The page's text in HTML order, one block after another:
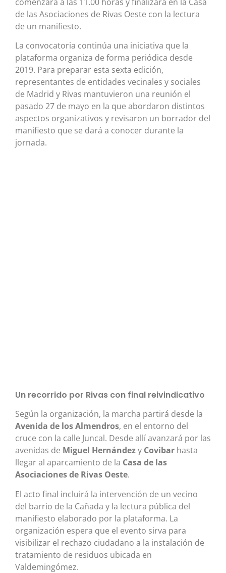
de las Asociaciones de Rivas Oeste con la lectura
de un manifiesto.
La convocatoria continúa una iniciativa que la
plataforma organiza de forma periódica desde
2019. Para preparar esta sexta edición,
representantes de entidades vecinales y sociales
de Madrid y Rivas mantuvieron una reunión el
pasado 27 de mayo en la que abordaron distintos
aspectos organizativos y revisaron un borrador del
manifiesto que se dará a conocer durante la
jornada.
Un recorrido por Rivas con final reivindicativo
Según la organización, la marcha partirá desde la
Avenida de los Almendros, en el entorno del
cruce con la calle Juncal. Desde allí avanzará por las
avenidas de Miguel Hernándezy Covibar hasta
llegar al aparcamiento de la Casa de las
Asociaciones de Rivas Oeste.
El acto final incluirá la intervención de un vecino
del barrio de la Cañada y la lectura pública del
manifiesto elaborado por la plataforma. La
organización espera que el evento sirva para
visibilizar el rechazo ciudadano a la instalación de
tratamiento de residuos ubicada en
Valdemingómez.